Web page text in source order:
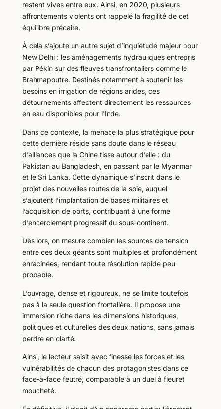
restent vives entre eux. Ainsi, en 2020, plusieurs
affrontements violents ont rappelé la fragilité de cet
équilibre précaire.
À cela s’ajoute un autre sujet d’inquiétude majeur pour
New Delhi : les aménagements hydrauliques entrepris
par Pékin sur des fleuves transfrontaliers comme le
Brahmapoutre. Destinés notamment à soutenir les
besoins en irrigation de régions arides, ces
détournements affectent directement les ressources
en eau disponibles pour l’Inde.
Dans ce contexte, la menace la plus stratégique pour
cette dernière réside sans doute dans le réseau
d’alliances que la Chine tisse autour d’elle : du
Pakistan au Bangladesh, en passant par le Myanmar
et le Sri Lanka. Cette dynamique s’inscrit dans le
projet des nouvelles routes de la soie, auquel
s’ajoutent l’implantation de bases militaires et
l’acquisition de ports, contribuant à une forme
d’encerclement progressif du sous-continent.
Dès lors, on mesure combien les sources de tension
entre ces deux géants sont multiples et profondément
enracinées, rendant toute résolution rapide peu
probable.
L’ouvrage, dense et rigoureux, ne se limite toutefois
pas à la seule question frontalière. Il propose une
immersion riche dans les dimensions historiques,
politiques et culturelles des deux nations, sans jamais
perdre en clarté.
Ainsi, le lecteur saisit avec finesse les forces et les
vulnérabilités de chacun des protagonistes dans ce
face-à-face feutré, comparable à un duel à fleuret
moucheté.